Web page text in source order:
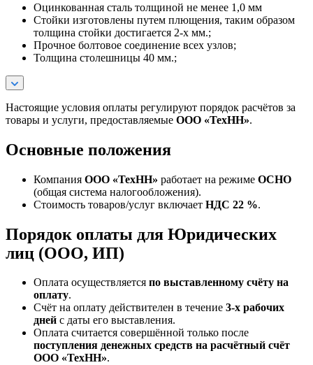
Оцинкованная сталь толщиной не менее 1,0 мм
Стойки изготовлены путем плющения, таким образом
толщина стойки достигается 2-х мм.;
Прочное болтовое соединение всех узлов;
Толщина столешницы 40 мм.;
Настоящие условия оплаты регулируют порядок расчётов за
товары и услуги, предоставляемые ООО «ТехНН».
Основные положения
Компания ООО «ТехНН» работает на режиме ОСНО
(общая система налогообложения).
Стоимость товаров/услуг включает НДС 22 %.
Порядок оплаты для Юридических
лиц (ООО, ИП)
Оплата осуществляется по выставленному счёту на
оплату.
Счёт на оплату действителен в течение 3‑х рабочих
дней с даты его выставления.
Оплата считается совершённой только после
поступления денежных средств на расчётный счёт
ООО «ТехНН».